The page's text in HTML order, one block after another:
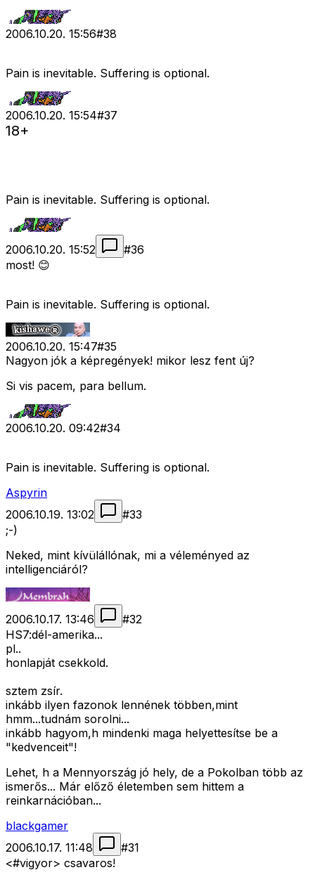
2006.10.20. 15:56#38
Pain is inevitable. Suffering is optional.
2006.10.20. 15:54#37
18+
Pain is inevitable. Suffering is optional.
2006.10.20. 15:52 #36
most! 😊
Pain is inevitable. Suffering is optional.
2006.10.20. 15:47#35
Nagyon jók a képregények! mikor lesz fent új?
Si vis pacem, para bellum.
2006.10.20. 09:42#34
Pain is inevitable. Suffering is optional.
Aspyrin
2006.10.19. 13:02
#33
;-)
Neked, mint kívülállónak, mi a véleményed az
intelligenciáról?
2006.10.17. 13:46 #32
HS7:dél-amerika...
pl..
honlapját csekkold.
sztem zsír.
inkább ilyen fazonok lennének többen,mint
hmm...tudnám sorolni...
inkább hagyom,h mindenki maga helyettesítse be a
"kedvenceit"!
Lehet, h a Mennyország jó hely, de a Pokolban több az
ismerős... Már előző életemben sem hittem a
reinkarnációban...
blackgamer
2006.10.17. 11:48
#31
<#vigyor> csavaros!